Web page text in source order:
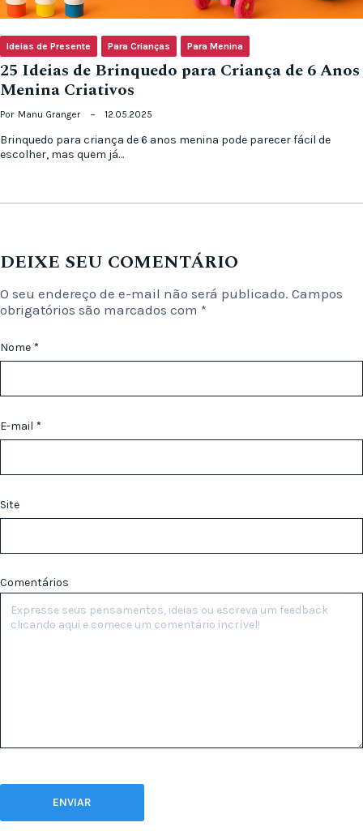
Ideias de Presente Para Crianças Para Menina
25 Ideias de Brinquedo para Criança de 6 Anos
Menina Criativos
Por Manu Granger 12.05.2025
Brinquedo para criança de 6 anos menina pode parecer fácil de
escolher, mas quem já…
DEIXE SEU COMENTÁRIO
O seu endereço de e-mail não será publicado. Campos
obrigatórios são marcados com *
Nome *
E-mail *
Site
Comentários